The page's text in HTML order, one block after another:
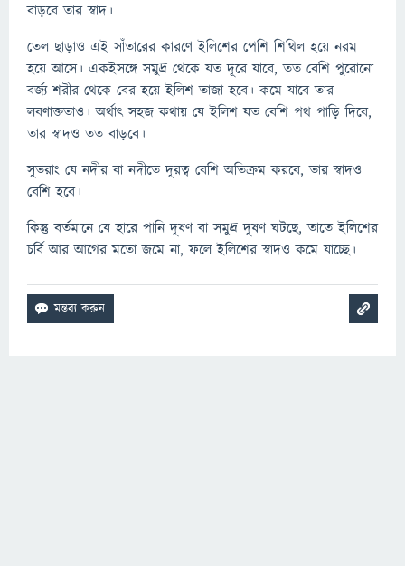
বাড়বে তার স্বাদ।
তেল ছাড়াও এই সাঁতারের কারণে ইলিশের পেশি শিথিল হয়ে নরম
হয়ে আসে। একইসঙ্গে সমুদ্র থেকে যত দূরে যাবে, তত বেশি পুরোনো
বর্জ্য শরীর থেকে বের হয়ে ইলিশ তাজা হবে। কমে যাবে তার
লবণাক্ততাও। অর্থাৎ সহজ কথায় যে ইলিশ যত বেশি পথ পাড়ি দিবে,
তার স্বাদও তত বাড়বে।
সুতরাং যে নদীর বা নদীতে দূরত্ব বেশি অতিক্রম করবে, তার স্বাদও
বেশি হবে।
কিন্তু বর্তমানে যে হারে পানি দূষণ বা সমুদ্র দূষণ ঘটছে, তাতে ইলিশের
চর্বি আর আগের মতো জমে না, ফলে ইলিশের স্বাদও কমে যাচ্ছে।